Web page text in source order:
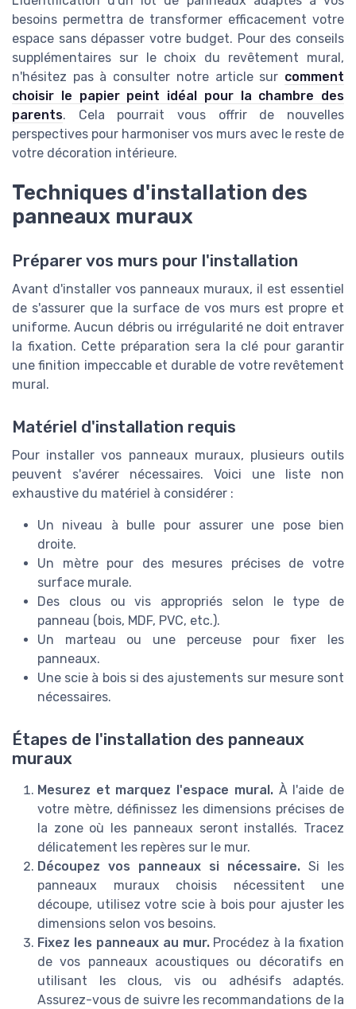
besoins permettra de transformer efficacement votre
espace sans dépasser votre budget. Pour des conseils
supplémentaires sur le choix du revêtement mural,
n'hésitez pas à consulter notre article sur comment
choisir le papier peint idéal pour la chambre des
parents. Cela pourrait vous offrir de nouvelles
perspectives pour harmoniser vos murs avec le reste de
votre décoration intérieure.
Techniques d'installation des
panneaux muraux
Préparer vos murs pour l'installation
Avant d'installer vos panneaux muraux, il est essentiel
de s'assurer que la surface de vos murs est propre et
uniforme. Aucun débris ou irrégularité ne doit entraver
la fixation. Cette préparation sera la clé pour garantir
une finition impeccable et durable de votre revêtement
mural.
Matériel d'installation requis
Pour installer vos panneaux muraux, plusieurs outils
peuvent s'avérer nécessaires. Voici une liste non
exhaustive du matériel à considérer :
Un niveau à bulle pour assurer une pose bien
droite.
Un mètre pour des mesures précises de votre
surface murale.
Des clous ou vis appropriés selon le type de
panneau (bois, MDF, PVC, etc.).
Un marteau ou une perceuse pour fixer les
panneaux.
Une scie à bois si des ajustements sur mesure sont
nécessaires.
Étapes de l'installation des panneaux
muraux
Mesurez et marquez l'espace mural.À l'aide de
votre mètre, définissez les dimensions précises de
la zone où les panneaux seront installés. Tracez
délicatement les repères sur le mur.
Découpez vos panneaux si nécessaire. Si les
panneaux muraux choisis nécessitent une
découpe, utilisez votre scie à bois pour ajuster les
dimensions selon vos besoins.
Fixez les panneaux au mur.Procédez à la fixation
de vos panneaux acoustiques ou décoratifs en
utilisant les clous, vis ou adhésifs adaptés.
Assurez-vous de suivre les recommandations de la